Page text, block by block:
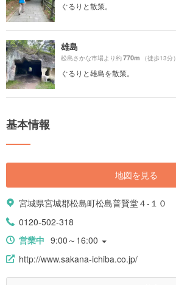
ぐるりと散策。
雄島
松島さかな市場より約770m （徒歩13分）
ぐるりと雄島を散策。
基本情報
地図を見る
宮城県宮城郡松島町松島普賢堂４-１０
0120-502-318
営業中 9:00～16:00
http://www.sakana-ichiba.co.jp/